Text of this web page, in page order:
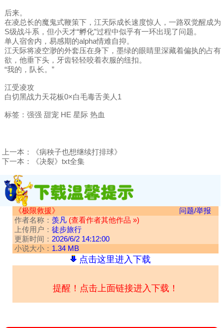
后来。
在凌总长的魔鬼式鞭策下，江天际成长速度惊人，一路双觉醒成为
S级战斗系，但小天才“孵化”过程中似乎有一环出现了问题。
单人宿舍内，易感期的alpha情难自抑。
江天际将凌空渺的外套压在身下，墨绿的眼睛里深藏着偏执的占有
欲，他垂下头，牙齿轻轻咬着衣服的纽扣。
“我的，队长。”
江受凌攻
白切黑战力天花板0×白毛毒舌美人1
标签：强强 甜宠 HE 星际 热血
上一本：
《病秧子也想继续打排球》
下一本：
《决裂》txt全集
《极限救援》
问题/举报
作者名称： 羡凡 (查看作者其他作品 »)
上传用户： 徒步旅行
更新时间： 2026/6/2 14:12:00
小说大小： 1.34 MB
点击这里进入下载
提醒！点击上面链接进入下载！